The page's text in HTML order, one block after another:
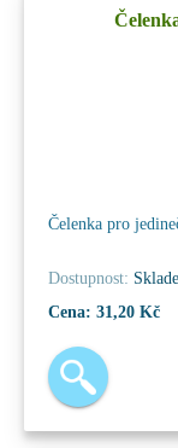
Čelenka pro
Dostupnost:
Cena: 31,20 Kč